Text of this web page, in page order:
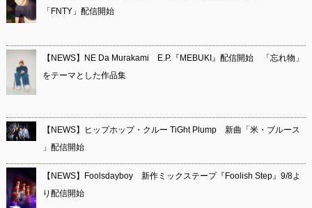
「FNTY」配信開始
【NEWS】NE Da Murakami E.P.『MEBUKI』配信開始 「忘れ物」
をテーマとした作品集
【NEWS】ヒップホップ・クルー TiGht Plump 新曲「米・ブルース
」配信開始
【NEWS】Foolsdayboy 新作ミックステープ『Foolish Step』9/8よ
り配信開始